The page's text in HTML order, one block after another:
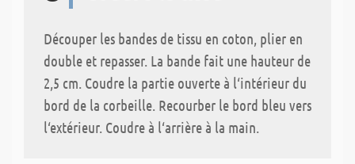
Découper les bandes de tissu en coton, plier en
double et repasser. La bande fait une hauteur de
2,5 cm. Coudre la partie ouverte à l‘intérieur du
bord de la corbeille. Recourber le bord bleu vers
l‘extérieur. Coudre à l‘arrière à la main.